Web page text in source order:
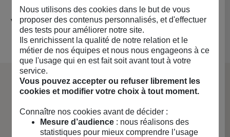
Vendu parMAIF Social Club (MAIF)
La marque La Cabane Bleue
Nous utilisons des cookies dans le but de vous
proposer des contenus personnalisés, et d'effectuer
des tests pour améliorer notre site.
Ils enrichissent la qualité de notre relation et le
métier de nos équipes et nous nous engageons à ce
que l'usage qui en est fait soit avant tout à votre
service.
Vous pouvez accepter ou refuser librement les
cookies et modifier votre choix à tout moment.
Connaître nos cookies avant de décider :
Mesure d’audience: nous réalisons des
statistiques pour mieux comprendre l’usage